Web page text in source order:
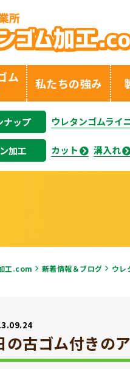
ム
私たちの強み
ナップ ウレタンゴムライ
加工 カット 溝入れ
工.com 新着情報＆ブログ ウレ
の古ゴム付きの